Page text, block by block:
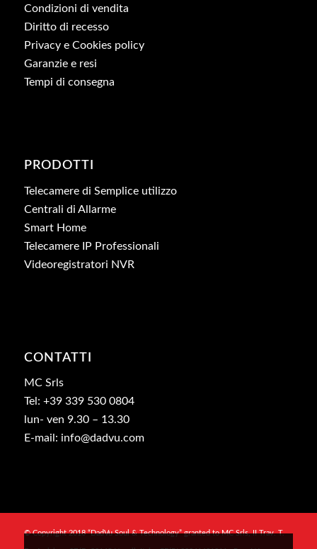
Condizioni di vendita
Diritto di recesso
Privacy e Cookies policy
Garanzie e resi
Tempi di consegna
PRODOTTI
Telecamere di Semplice utilizzo
Centrali di Allarme
Smart Home
Telecamere IP Professionali
Videoregistratori NVR
CONTATTI
MC Srls
Tel: +39 339 530 0804
lun- ven 9.30 – 13.30
E-mail: info@dadvu.com
© Copyright 2018 “DadVu Soul & Technology” granted to MC Srls, II Trav. T.